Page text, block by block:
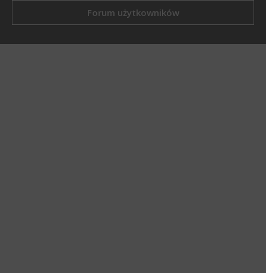
Forum użytkowników